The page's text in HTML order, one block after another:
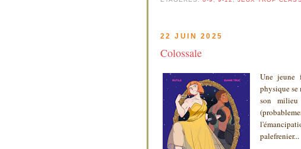
22 JUIN 2025
Colossale
Une jeune
physique se
son milieu
palefrenier...